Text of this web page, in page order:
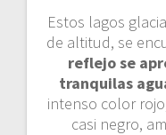
Estos lagos
de altitud, se
reflejo se
tranquilas
intenso color
casi negro,